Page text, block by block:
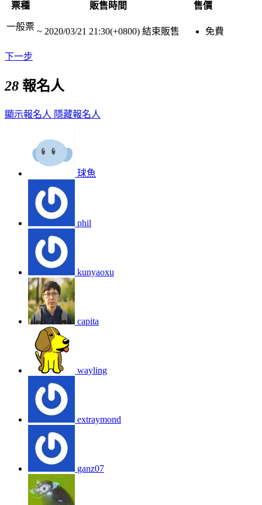
票種 販售時間 售價
一般票 ~ 2020/03/21 21:30(+0800) 結束販售 免費
下一步
28 報名人
顯示報名人 隱藏報名人
球魚
phil
kunyaoxu
capita
wayling
extraymond
ganz07